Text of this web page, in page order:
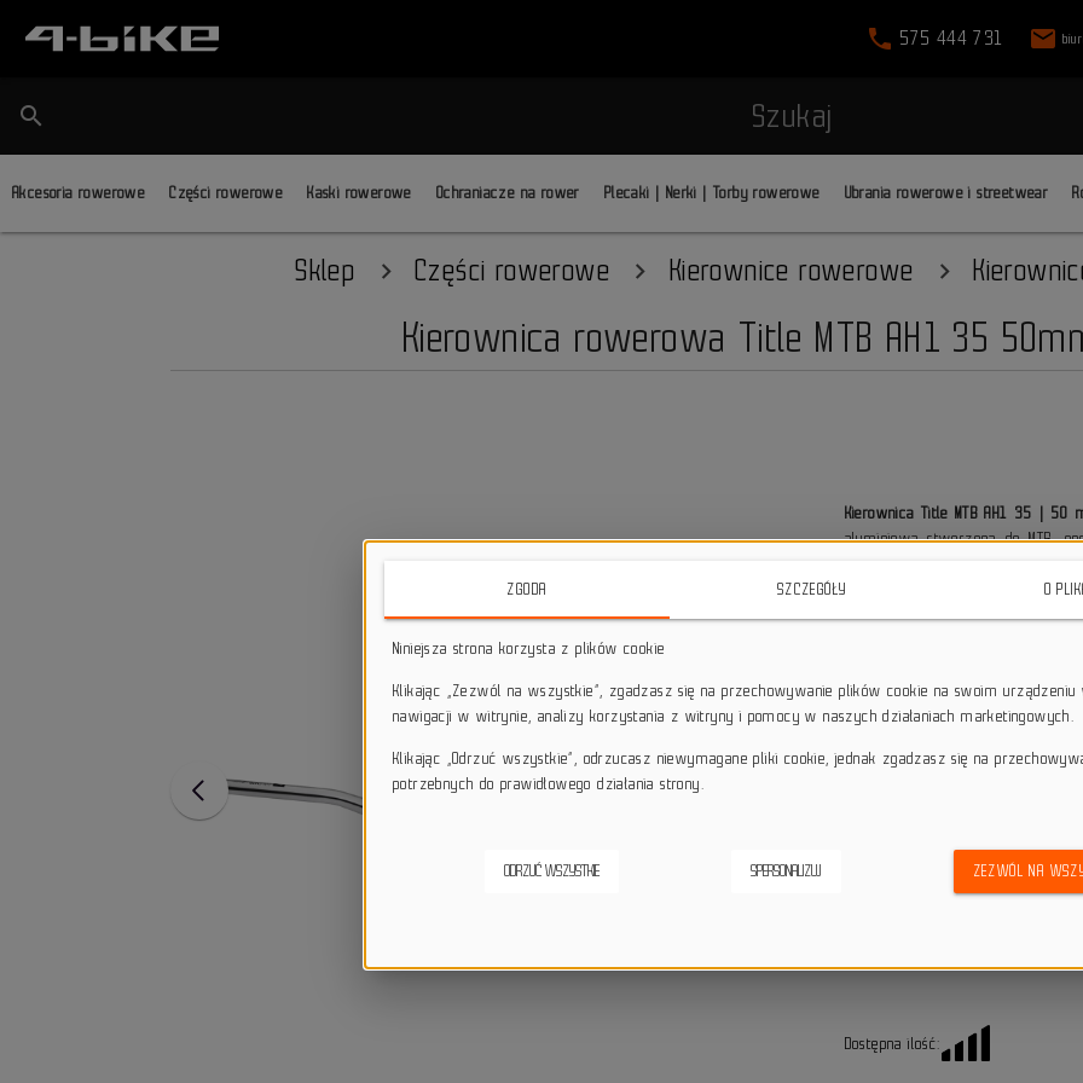
phone 575 444 731 mail
search Szukaj
Akcesoria rowerowe Części rowerowe Kaski rowerowe Ochraniacze na rower Plecaki | Nerki | Torby rowerowe Ubrania rowerowe i streetwear
Sklep Części rowerowe Kierownice rowerowe
Kierownica rowerowa Title MTB AH1 35
Kierownica Title MTB AH1 35 | 50
aluminiowa stworzona do MTB,
star_borderstar_borderstar_borderstar_borderstar_border
local_shipping Darmowa dostawa przy
Dotyczy wysyłki na terenie
keyboard_return 14 dni na odstąpienie od
Alternatywne produkty
Dostępna ilość:
ZGODA SZCZEGÓŁY O
Niniejsza strona korzysta z plików cookie
Klikając „Zezwól na wszystkie”, zgadzasz się na przechowywanie plików cookie na swoim urządzeniu
nawigacji w witrynie, analizy korzystania z witryny i pomocy w naszych działaniach marketingowych.
Klikając „Odrzuć wszystkie”, odrzucasz niewymagane pliki cookie, jednak zgadzasz się na
potrzebnych do prawidłowego działania strony.
ODRZUĆ WSZYSTKIE SPERSONALIZUJ ZEZWÓL NA